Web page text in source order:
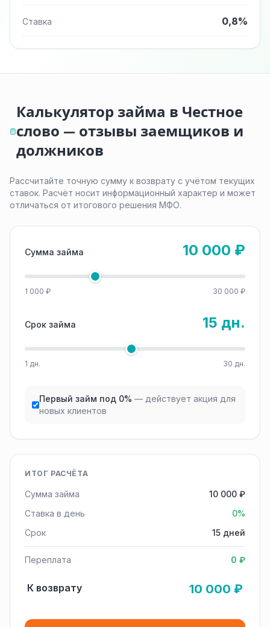
Ставка 0,8%
Калькулятор займа в Честное
слово — отзывы заемщиков и
должников
Рассчитайте точную сумму к возврату с учётом текущих
ставок. Расчёт носит информационный характер и может
отличаться от итогового решения МФО.
Сумма займа 10 000 ₽
1 000 ₽ 30 000 ₽
Срок займа 15 дн.
1 дн. 30 дн.
Первый займ под 0% — действует акция для
новых клиентов
ИТОГ РАСЧЁТА
Сумма займа
10 000 ₽
Ставка в день
0%
Срок
15 дней
Переплата 0 ₽
К возврату 10 000 ₽